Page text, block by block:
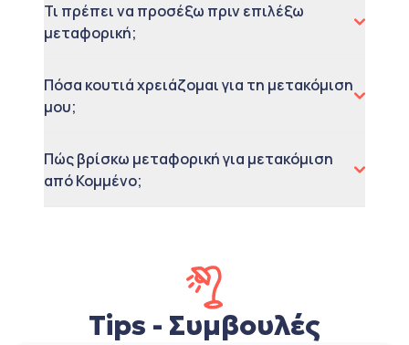
Τι πρέπει να προσέξω πριν επιλέξω
μεταφορική;
Πόσα κουτιά χρειάζομαι για τη μετακόμιση
μου;
Πώς βρίσκω μεταφορική για μετακόμιση
από Κομμένο;
Tips - Συμβουλές